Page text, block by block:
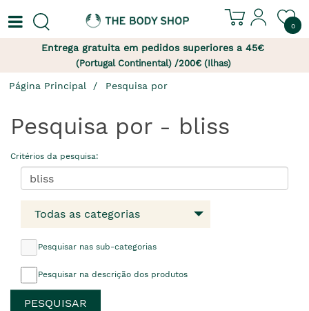
0
Entrega gratuita em pedidos superiores a 45€
(Portugal Continental) /200€ (Ilhas)
Página Principal Pesquisa por
Pesquisa por - bliss
Critérios da pesquisa:
Todas as categorias
Pesquisar nas sub-categorias
Pesquisar na descrição dos produtos